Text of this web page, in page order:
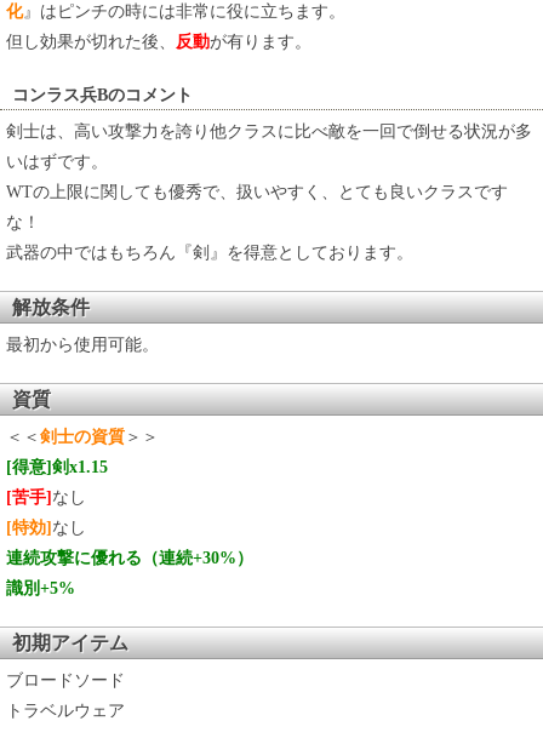
化』はピンチの時には非常に役に立ちます。
但し効果が切れた後、 反動が有ります。
コンラス兵Bのコメント
剣士は、高い攻撃力を誇り他クラスに比べ敵を一回で倒せる状況が多
いはずです。
WTの上限に関しても優秀で、扱いやすく、とても良いクラスです
な！
武器の中ではもちろん『剣』を得意としております。
解放条件
最初から使用可能。
資質
＜＜ 剣士の資質 ＞＞
[得意] 剣x1.15
[苦手] なし
[特効] なし
連続攻撃に優れる（連続+30%）
識別+5%
初期アイテム
ブロードソード
トラベルウェア